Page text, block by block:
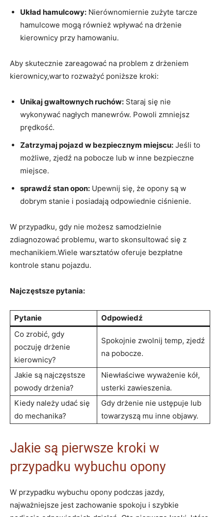
Układ ​hamulcowy: Nierównomiernie zużyte tarcze
hamulcowe mogą również wpływać na drżenie⁣
kierownicy przy hamowaniu.
Aby skutecznie zareagować na problem ‌z drżeniem
⁢kierownicy,warto rozważyć poniższe kroki:
Unikaj gwałtownych ruchów: Staraj się nie
wykonywać⁣ nagłych manewrów. Powoli zmniejsz
prędkość.
Zatrzymaj pojazd w bezpiecznym miejscu: Jeśli to
możliwe, zjedź na pobocze lub w⁢ inne ‍bezpieczne
⁤miejsce.
sprawdź stan opon: Upewnij się, że opony są w
dobrym stanie i posiadają​ odpowiednie​ ciśnienie.
W przypadku, gdy nie możesz samodzielnie
zdiagnozować problemu, ⁢warto skonsultować się z
mechanikiem.Wiele warsztatów ⁢oferuje bezpłatne
kontrole stanu pojazdu.
Najczęstsze pytania:
Pytanie
Odpowiedź
Co zrobić, gdy
poczuję‍ drżenie
kierownicy?
Spokojnie⁢ zwolnij temp, zjedź
na pobocze.
Jakie są najczęstsze⁣
powody drżenia?
Niewłaściwe ‌wyważenie kół,
usterki zawieszenia.
Kiedy należy udać się
do mechanika?
Gdy drżenie nie ustępuje lub⁣
towarzyszą⁢ mu inne objawy.
Jakie są pierwsze kroki w
przypadku wybuchu opony
W przypadku wybuchu opony⁢ podczas ⁢jazdy,
najważniejsze jest zachowanie spokoju i szybkie